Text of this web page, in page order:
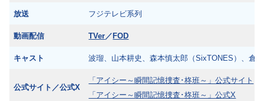
放送 フジテレビ系列
動画配信 TVer ／ FOD
キャスト 波瑠、山本耕史、森本慎太郎（SixTONES）、倉
公式サイト／公式X
「アイシー～瞬間記憶捜査･柊班～」公式サイト
「アイシー～瞬間記憶捜査･柊班～」公式X